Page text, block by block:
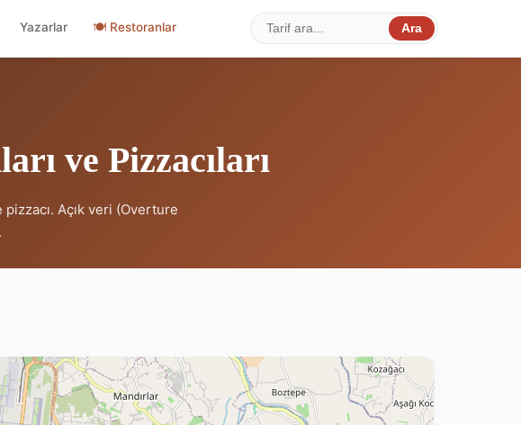
Yazarlar 🍽 Restoranlar Ara
ve Pizzacıları
Açık veri (Overture